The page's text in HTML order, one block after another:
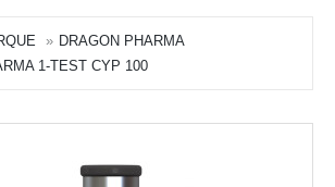
DRAGON PHARMA
1-TEST CYP 100